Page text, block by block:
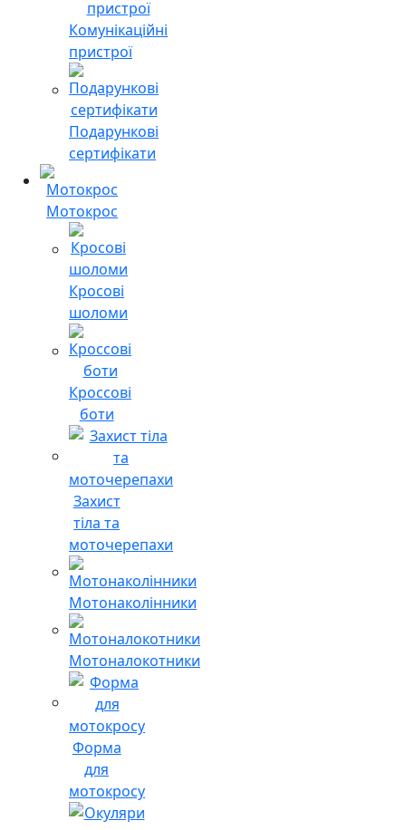
Комунікаційні
пристрої
Подарункові
сертифікати
Мотокрос
Кросові
шоломи
Кроссові
боти
Захист
тіла та
моточерепахи
Мотонаколінники
Мотоналокотники
Форма
для
мотокросу